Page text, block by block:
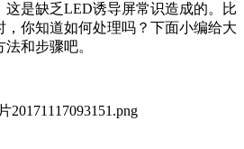
这是缺乏LED诱导屏常识造成的。比
你知道如何处理吗？下面小编给大
和步骤吧。